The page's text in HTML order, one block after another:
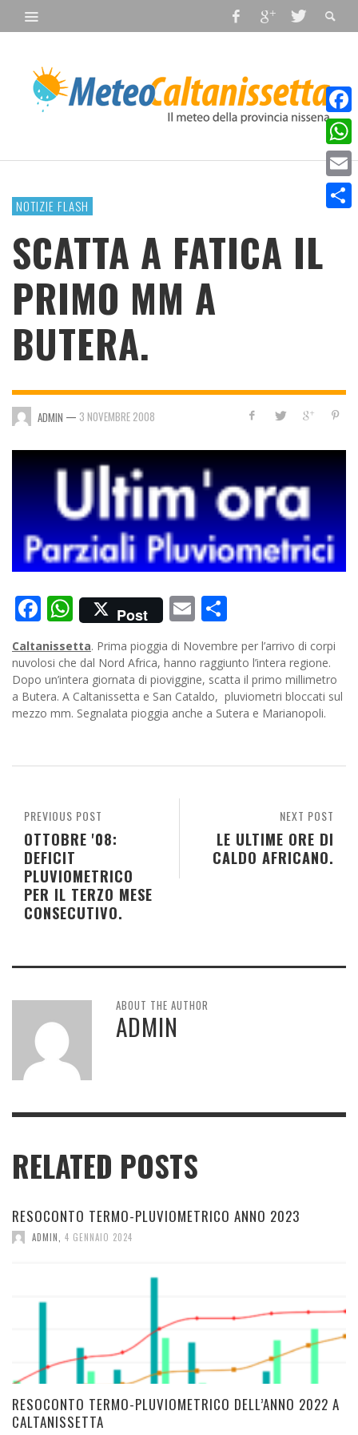
NOTIZIE FLASH
SCATTA A FATICA IL
PRIMO MM A
BUTERA.
ADMIN — 3 NOVEMBRE 2008
Facebook
WhatsApp
Post Email
Caltanissetta. Prima pioggia di Novembre per l’arrivo di corpi
nuvolosi che dal Nord Africa, hanno raggiunto l’intera regione.
Dopo un’intera giornata di pioviggine, scatta il primo millimetro
a Butera. A Caltanissetta e San Cataldo, pluviometri bloccati sul
mezzo mm. Segnalata pioggia anche a Sutera e Marianopoli.
NEXT POST
LE ULTIME ORE DI
CALDO AFRICANO.
PREVIOUS POST
OTTOBRE '08:
DEFICIT
PLUVIOMETRICO
PER IL TERZO MESE
CONSECUTIVO.
ABOUT THE AUTHOR
ADMIN
RELATED POSTS
RESOCONTO TERMO-PLUVIOMETRICO ANNO 2023
ADMIN 4 GENNAIO 2024
RESOCONTO TERMO-PLUVIOMETRICO DELL’ANNO 2022 A
CALTANISSETTA
Email